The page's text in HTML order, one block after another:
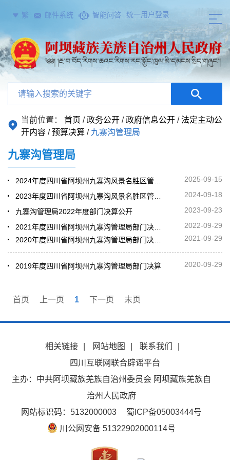
繁 邮件系统 智能问答 统一用户登录
当前位置： 首页 /政务公开 /政府信息公开 /法定主动公
开内容 /预算决算 / 九寨沟管理局
九寨沟管理局
2025-09-15
2024-09-18
九寨沟管理局2022年度部门决算公开 2023-09-23
2022-09-29
2021-09-29
2019年度四川省阿坝州九寨沟管理局部门决算 2020-09-29
首页 上一页 1 下一页 末页
相关链接 网站地图 联系我们
四川互联网联合辟谣平台
主办：中共阿坝藏族羌族自治州委员会 阿坝藏族羌族自
治州人民政府
网站标识码：5132000003
蜀ICP备05003444号
川公网安备 51322902000114号